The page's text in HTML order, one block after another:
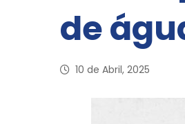
de
10 de Abril, 2025